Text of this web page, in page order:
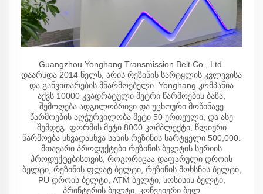
Guangzhou Yonghang Transmission Belt Co., Ltd.
დაარსდა 2014 წელს, არის რეზინის სარტყლის კვლევისა
და განვითარების მწარმოებელი. Yonghang კომპანია
აქვს 10000 კვადრატული მეტრი წარმოების ბაზა,
შემოღება ადგილობრივი და უცხოური მოწინავე
წარმოების აღჭურვილობა მეტი 50 ერთეული, და ასე
შემდეგ. ფორმის მეტი 8000 კომპლექტი, წლიური
წარმოება სხვადასხვა სახის რეზინის სარტყელი 500,000.
მთავარი პროდუქტები რეზინის ბელტის სერიის
პროდუქტებისთვის, როგორიცაა დაფარული დროის
ბელტი, რეზინის ფლატ ბელტი, რეზინის მოხსნის ბელტი,
PU დროის ბელტი, ATM ბელტი, სოსისის ბელტი,
პრინტერის ბელტი, კონვეიერი ბელ